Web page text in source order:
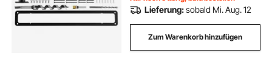
Lieferung:sobald Mi. Aug. 12
Zum Warenkorb hinzufügen